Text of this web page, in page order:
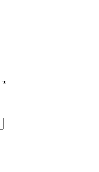
*Obligatoriskt